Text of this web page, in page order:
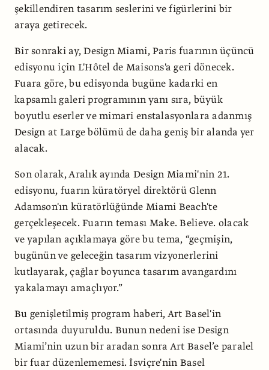
şekillendiren tasarım seslerini ve figürlerini bir
araya getirecek.
Bir sonraki ay, Design Miami, Paris fuarının üçüncü
edisyonu için L'Hôtel de Maisons'a geri dönecek.
Fuara göre, bu edisyonda bugüne kadarki en
kapsamlı galeri programının yanı sıra, büyük
boyutlu eserler ve mimari enstalasyonlara adanmış
Design at Large bölümü de daha geniş bir alanda yer
alacak.
Son olarak, Aralık ayında Design Miami'nin 21.
edisyonu, fuarın küratöryel direktörü Glenn
Adamson'ın küratörlüğünde Miami Beach'te
gerçekleşecek. Fuarın teması Make. Believe. olacak
ve yapılan açıklamaya göre bu tema, “geçmişin,
bugünün ve geleceğin tasarım vizyonerlerini
kutlayarak, çağlar boyunca tasarım avangardını
yakalamayı amaçlıyor.”
Bu genişletilmiş program haberi, Art Basel'in
ortasında duyuruldu. Bunun nedeni ise Design
Miami’nin uzun bir aradan sonra Art Basel’e paralel
bir fuar düzenlememesi. İsviçre'nin Basel